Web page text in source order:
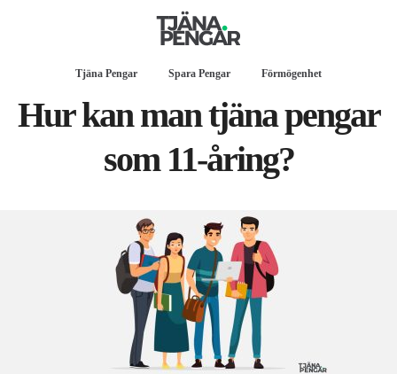
Tjäna Pengar Spara Pengar Förmögenhet
Hur kan man tjäna pengar
som 11-åring?